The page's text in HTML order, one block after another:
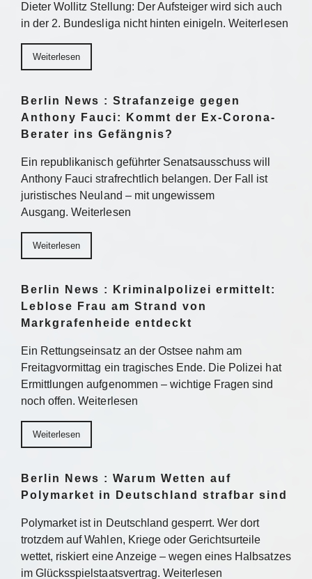
Dieter Wollitz Stellung: Der Aufsteiger wird sich auch
in der 2. Bundesliga nicht hinten einigeln. Weiterlesen
Weiterlesen
Berlin News : Strafanzeige gegen
Anthony Fauci: Kommt der Ex-Corona-
Berater ins Gefängnis?
Ein republikanisch geführter Senatsausschuss will
Anthony Fauci strafrechtlich belangen. Der Fall ist
juristisches Neuland – mit ungewissem
Ausgang. Weiterlesen
Weiterlesen
Berlin News : Kriminalpolizei ermittelt:
Leblose Frau am Strand von
Markgrafenheide entdeckt
Ein Rettungseinsatz an der Ostsee nahm am
Freitagvormittag ein tragisches Ende. Die Polizei hat
Ermittlungen aufgenommen – wichtige Fragen sind
noch offen. Weiterlesen
Weiterlesen
Berlin News : Warum Wetten auf
Polymarket in Deutschland strafbar sind
Polymarket ist in Deutschland gesperrt. Wer dort
trotzdem auf Wahlen, Kriege oder Gerichtsurteile
wettet, riskiert eine Anzeige – wegen eines Halbsatzes
im Glücksspielstaatsvertrag. Weiterlesen